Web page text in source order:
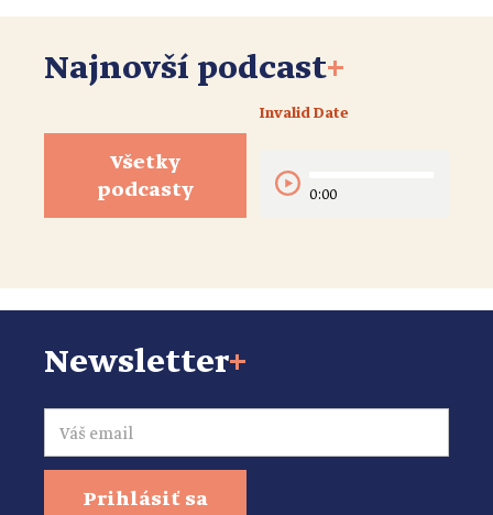
Najnovší podcast+
Všetky
podcasty
Invalid Date
0:00
Newsletter+
Email
Prihlásiť sa